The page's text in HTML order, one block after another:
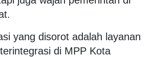
yang disorot adalah layanan
di MPP Kota